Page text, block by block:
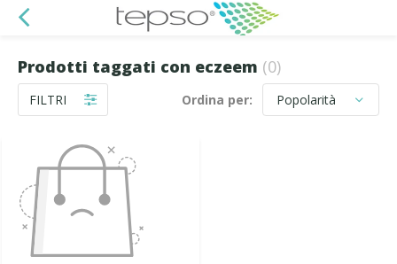
Prodotti taggati con eczeem (0)
FILTRI Ordina per: